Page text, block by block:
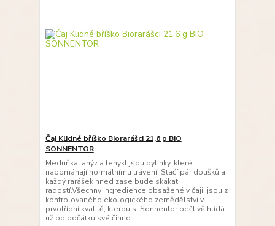
Čaj Klidné bříško Biorarášci 21,6 g BIO
SONNENTOR
Meduňka, anýz a fenykl jsou bylinky, které
napomáhají normálnímu trávení. Stačí pár doušků a
každý rarášek hned zase bude skákat
radostí.Všechny ingredience obsažené v čaji, jsou z
kontrolovaného ekologického zemědělství v
prvotřídní kvalitě, kterou si Sonnentor pečlivě hlídá
už od počátku své činno...